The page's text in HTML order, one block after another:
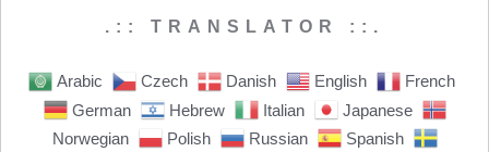
.:: TRANSLATOR ::.
Arabic Czech Danish English
French
German
Hebrew Italian
Japanese
Norwegian
Polish Russian
Spanish